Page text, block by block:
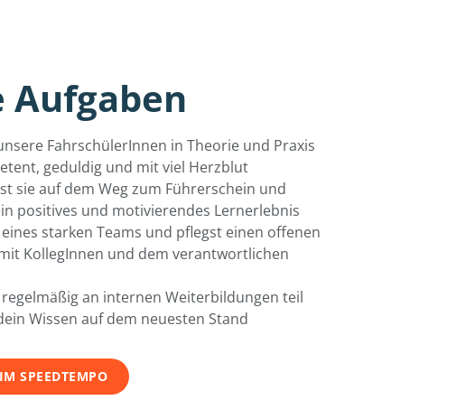
Aufgaben
FahrschülerInnen in Theorie und Praxis
geduldig und mit viel Herzblut
sie auf dem Weg zum Führerschein und
positives und motivierendes Lernerlebnis
starken Teams und pflegst einen offenen
KollegInnen und dem verantwortlichen
an internen Weiterbildungen teil
Wissen auf dem neuesten Stand
SPEEDTEMPO